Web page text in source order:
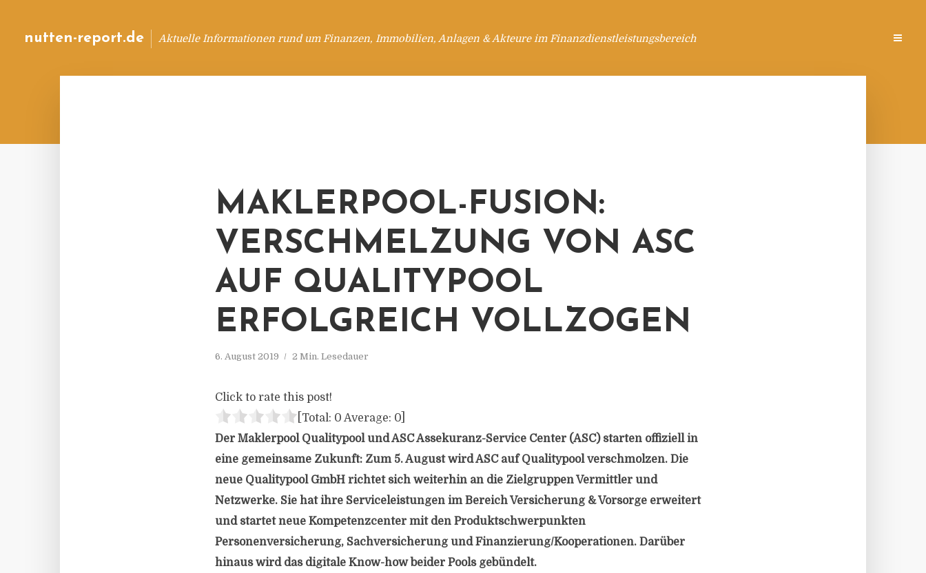
nutten-report.de Aktuelle Informationen rund um Finanzen, Immobilien, Anlagen & Akteure im Finanzdienstleistungsbereich
MAKLERPOOL-FUSION:
VERSCHMELZUNG VON ASC
AUF QUALITYPOOL
ERFOLGREICH VOLLZOGEN
6. August 2019 2 Min. Lesedauer
Click to rate this post!
[Total: 0 Average: 0
Der Maklerpool Qualitypool und ASC Assekuranz-Service Center (ASC) starten offiziell in
eine gemeinsame Zukunft: Zum 5. August wird ASC auf Qualitypool verschmolzen. Die
neue Qualitypool GmbH richtet sich weiterhin an die Zielgruppen Vermittler und
Netzwerke. Sie hat ihre Serviceleistungen im Bereich Versicherung & Vorsorge erweitert
und startet neue Kompetenzcenter mit den Produktschwerpunkten
Personenversicherung, Sachversicherung und Finanzierung/Kooperationen. Darüber
hinaus wird das digitale Know-how beider Pools gebündelt.